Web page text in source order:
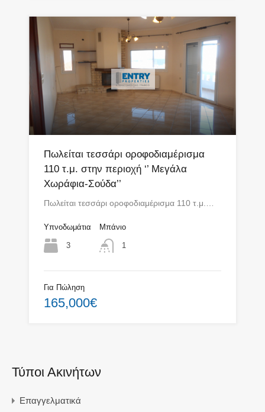
Πωλείται τεσσάρι οροφοδιαμέρισμα
110 τ.μ. στην περιοχή ‘’ Μεγάλα
Χωράφια-Σούδα’’
Πωλείται τεσσάρι οροφοδιαμέρισμα 110 τ.μ.…
Υπνοδωμάτια
3
Μπάνιο
1
Για Πώληση
165,000€
Τύποι Ακινήτων
Επαγγελματικά